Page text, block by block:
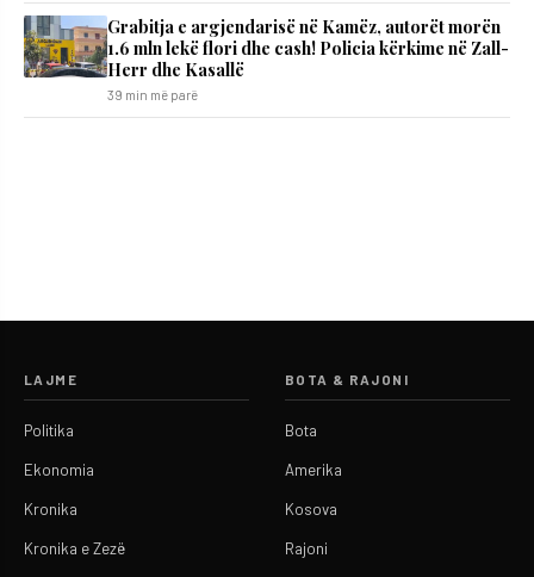
Grabitja e argjendarisë në Kamëz, autorët morën
1.6 mln lekë flori dhe cash! Policia kërkime në Zall-
Herr dhe Kasallë
39 min më parë
LAJME
Politika
Ekonomia
Kronika
Kronika e Zezë
BOTA & RAJONI
Bota
Amerika
Kosova
Rajoni